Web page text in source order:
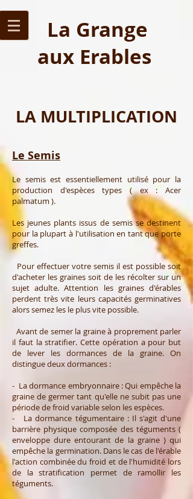
La Grange
aux Erables
LA MULTIPLICATION
Le Semis
Le semis est essentiellement utilisé pour la
production d'espèces types ( ex : Acer
palmatum ).
Les jeunes plants issus de semis se destinent
pour la plupart à l'utilisation en tant que porte
greffes.
Pour effectuer votre semis il est possible soit
d'acheter les graines soit de les récolter sur un
sujet adulte. Attention les graines d'érables
perdent très vite leurs capacités germinatives
alors semez les le plus vite possible.
Avant de semer la graine à proprement parler
il faut la stratifier. Cette opération a pour but
de lever les dormances de la graine. On
distingue deux dormances :
- La dormance embryonnaire : Qui empêche la
graine de germer tant qu'elle ne subit pas une
période de froid variable selon les espèces.
- La dormance tégumentaire : Il s'agit d'une
barrière physique composée des téguments (
enveloppe dure entourant de la graine ) qui
empêche la germination. Dans le cas de l'érable
l'action combinée du froid et de l'humidité lors
de la stratification permet de ramollir les
téguments.